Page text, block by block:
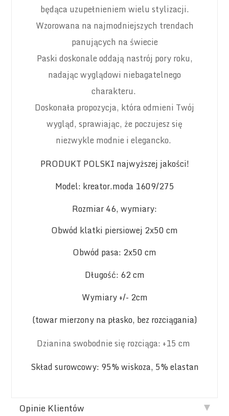
będąca uzupełnieniem wielu stylizacji.
Wzorowana na najmodniejszych trendach
panujących na świecie
Paski doskonale oddają nastrój pory roku,
nadając wyglądowi niebagatelnego
charakteru.
Doskonała propozycja, która odmieni Twój
wygląd, sprawiając, że poczujesz się
niezwykle modnie i elegancko.
PRODUKT POLSKI najwyższej jakości!
Model: kreator.moda 1609/275
Rozmiar 46, wymiary:
Obwód klatki piersiowej 2x50 cm
Obwód pasa: 2x50 cm
Długość: 62 cm
Wymiary +/- 2cm
(towar mierzony na płasko, bez rozciągania)
Dzianina swobodnie się rozciąga: +15 cm
Skład surowcowy: 95% wiskoza, 5% elastan
Opinie Klientów